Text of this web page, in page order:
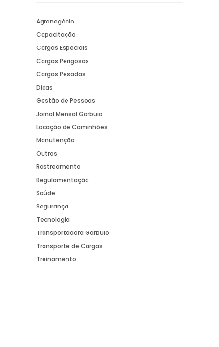
Agronegócio
Capacitação
Cargas Especiais
Cargas Perigosas
Cargas Pesadas
Dicas
Gestão de Pessoas
Jornal Mensal Garbuio
Locação de Caminhões
Manutenção
Outros
Rastreamento
Regulamentação
Saúde
Segurança
Tecnologia
Transportadora Garbuio
Transporte de Cargas
Treinamento